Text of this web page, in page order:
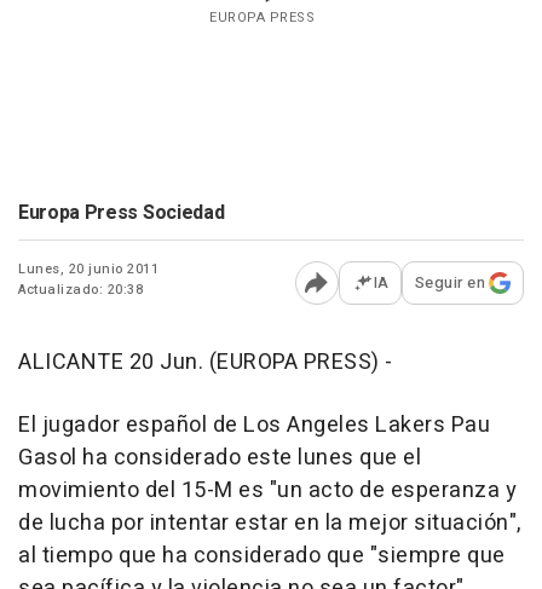
EUROPA PRESS
Europa Press Sociedad
Lunes, 20 junio 2011
Actualizado: 20:38
Abrir opciones para
IA Seguir en
ALICANTE 20 Jun. (EUROPA PRESS) -
El jugador español de Los Angeles Lakers Pau
Gasol ha considerado este lunes que el
movimiento del 15-M es "un acto de esperanza y
de lucha por intentar estar en la mejor situación",
al tiempo que ha considerado que "siempre que